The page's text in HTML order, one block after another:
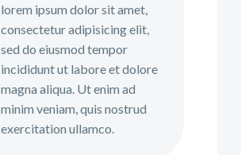
lorem ipsum dolor sit amet,
consectetur adipisicing elit,
sed do eiusmod tempor
incididunt ut labore et dolore
magna aliqua. Ut enim ad
minim veniam, quis nostrud
exercitation ullamco.